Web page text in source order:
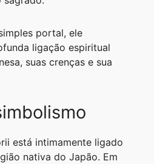
k
portal, ele
ligação espiritual
suas crenças e sua
está intimamente ligado
nativa do Japão. Em